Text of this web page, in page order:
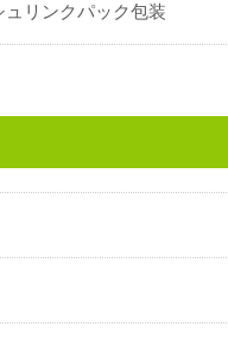
リンクパック包装